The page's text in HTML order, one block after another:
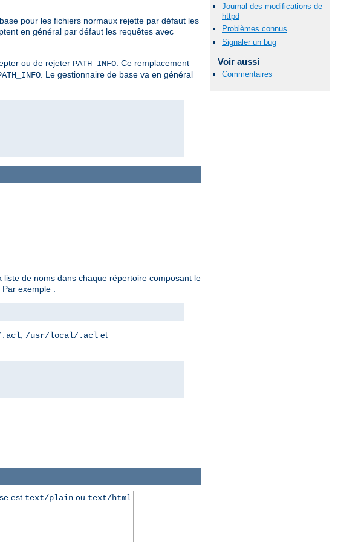
Journal des modifications de
httpd
Problèmes connus
Signaler un bug
Voir aussi
Commentaires
pour les fichiers normaux rejette par défaut les
en général par défaut les requêtes avec
ou de rejeter PATH_INFO. Ce remplacement
. Le gestionnaire de base va en général
de noms dans chaque répertoire composant le
. Par exemple :
/usr/local/.acl et
est text/plainou text/html